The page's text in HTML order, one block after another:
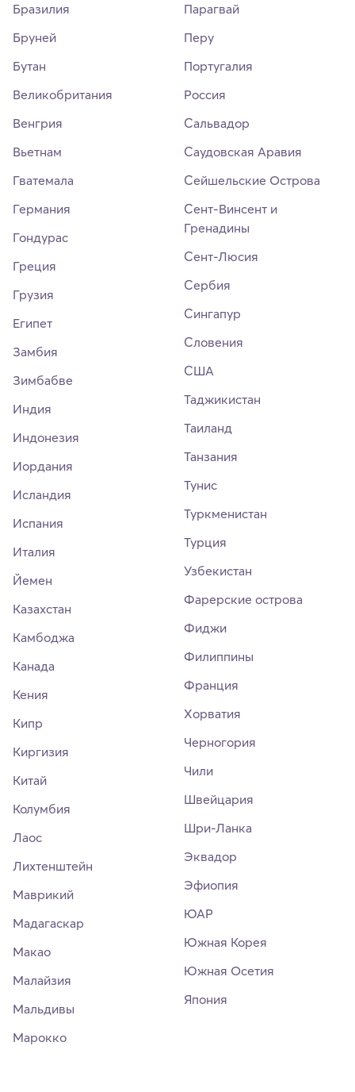
Бразилия
Бруней
Бутан
Великобритания
Венгрия
Вьетнам
Гватемала
Германия
Гондурас
Греция
Грузия
Египет
Замбия
Зимбабве
Индия
Индонезия
Иордания
Исландия
Испания
Италия
Йемен
Казахстан
Камбоджа
Канада
Кения
Кипр
Киргизия
Китай
Колумбия
Лаос
Лихтенштейн
Маврикий
Мадагаскар
Макао
Малайзия
Мальдивы
Марокко
Парагвай
Перу
Португалия
Россия
Сальвадор
Саудовская Аравия
Сейшельские Острова
Сент-Винсент и
Гренадины
Сент-Люсия
Сербия
Сингапур
Словения
США
Таджикистан
Таиланд
Танзания
Тунис
Туркменистан
Турция
Узбекистан
Фарерские острова
Фиджи
Филиппины
Франция
Хорватия
Черногория
Чили
Швейцария
Шри-Ланка
Эквадор
Эфиопия
ЮАР
Южная Корея
Южная Осетия
Япония